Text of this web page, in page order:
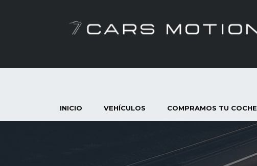
INICIO VEHÍCULOS COMPRAMOS TU COCHE